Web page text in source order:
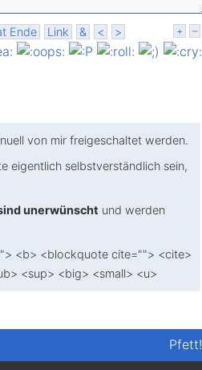
+ –
Ende Link & < >
von mir freigeschaltet werden.
eigentlich selbst­verständlich sein,
unerwünscht und werden
<b> <blockquote cite=""> <cite>
<sup> <big> <small> <u>
Pfett!